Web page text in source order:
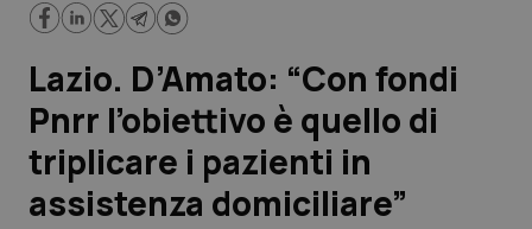
Lavoro e Professioni
Scienza e Farmaci
Studi e Analisi
Lazio. D’Amato: “Con fondi
Pnrr l’obiettivo è quello di
triplicare i pazienti in
assistenza domiciliare”